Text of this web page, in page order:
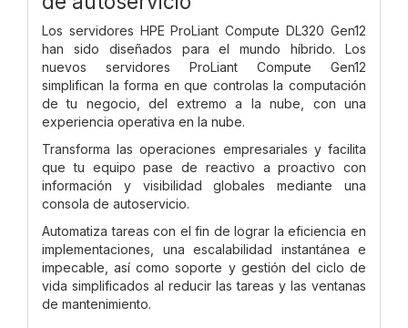
Los servidores HPE ProLiant Compute DL320 Gen12
han sido diseñados para el mundo híbrido. Los
nuevos servidores ProLiant Compute Gen12
simplifican la forma en que controlas la computación
de tu negocio, del extremo a la nube, con una
experiencia operativa en la nube.
Transforma las operaciones empresariales y facilita
que tu equipo pase de reactivo a proactivo con
información y visibilidad globales mediante una
consola de autoservicio.
Automatiza tareas con el fin de lograr la eficiencia en
implementaciones, una escalabilidad instantánea e
impecable, así como soporte y gestión del ciclo de
vida simplificados al reducir las tareas y las ventanas
de mantenimiento.